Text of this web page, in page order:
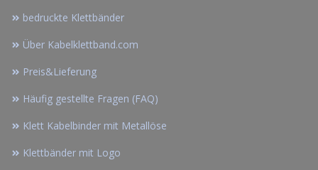
bedruckte Klettbänder
Über Kabelklettband.com
Preis&Lieferung
Häufig gestellte Fragen (FAQ)
Klett Kabelbinder mit Metallöse
Klettbänder mit Logo